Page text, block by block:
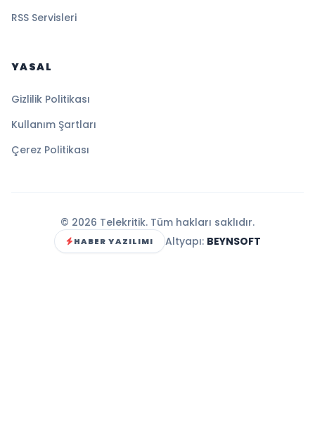
RSS Servisleri
YASAL
Gizlilik Politikası
Kullanım Şartları
Çerez Politikası
© 2026 Telekritik. Tüm hakları saklıdır.
HABER YAZILIMI Altyapı: BEYNSOFT